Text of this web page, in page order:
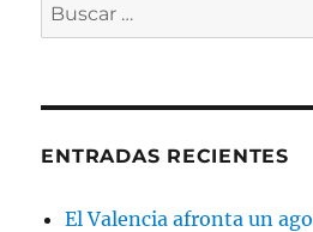
por:
ENTRADAS RECIENTES
El Valencia afronta un